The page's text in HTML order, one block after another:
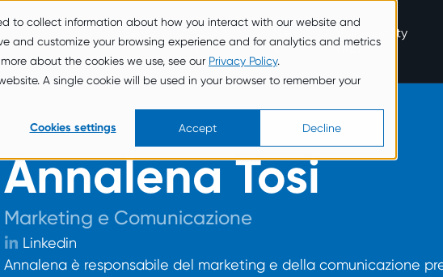
to collect information about how you interact with our website and
and customize your browsing experience and for analytics and metrics
about the cookies we use, see our Privacy Policy.
A single cookie will be used in your browser to remember your
Cookies settings Accept Decline
i
Noi
New
s
Vulnerability
Hub
Annalena Tosi
Marketing e Comunicazione
Linkedin
Annalena è responsabile del marketing e della comunicazione